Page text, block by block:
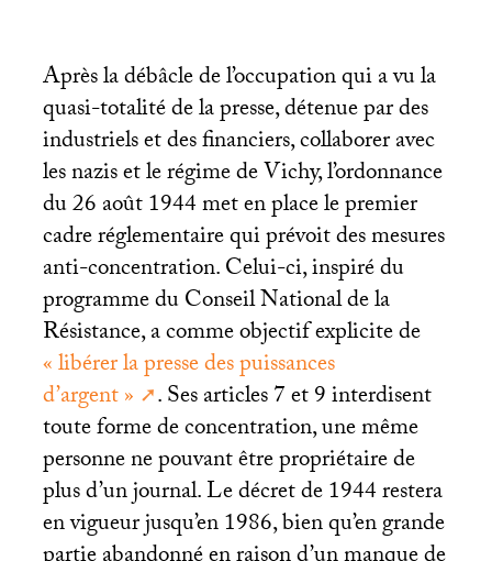
Après la débâcle de l’occupation qui a vu la
quasi-totalité de la presse, détenue par des
industriels et des financiers, collaborer avec
les nazis et le régime de Vichy, l’ordonnance
du 26 août 1944 met en place le premier
cadre réglementaire qui prévoit des mesures
anti-concentration. Celui-ci, inspiré du
programme du Conseil National de la
Résistance, a comme objectif explicite de
«libérer la presse des puissances
d’argent»
. Ses articles 7 et 9 interdisent
toute forme de concentration, une même
personne ne pouvant être propriétaire de
plus d’un journal. Le décret de 1944 restera
en vigueur jusqu’en 1986, bien qu’en grande